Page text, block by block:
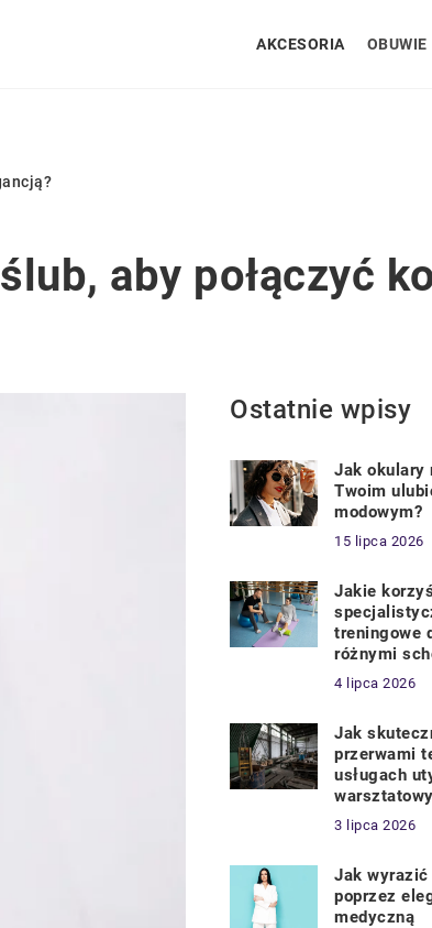
AKCESORIA OBUWIE
aby połączyć
Ostatnie wpisy
Jak okulary
Twoim
modowym?
15 lipca 2026
Jakie
treningowe
różnymi
4 lipca 2026
Jak
przerwami
usługach
3 lipca 2026
Jak
poprzez
medyczną